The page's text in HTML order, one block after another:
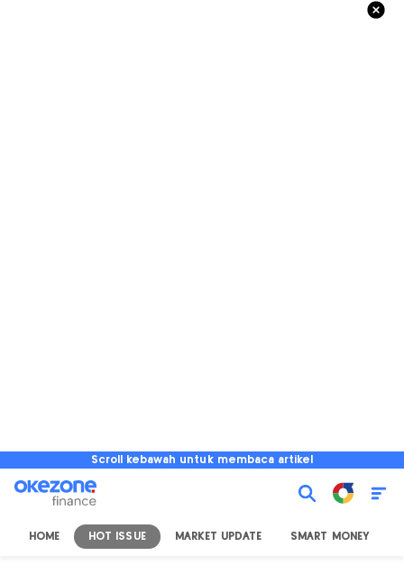
Scroll kebawah untuk membaca artikel
HOME HOT ISSUE MARKET UPDATE SMART MONEY